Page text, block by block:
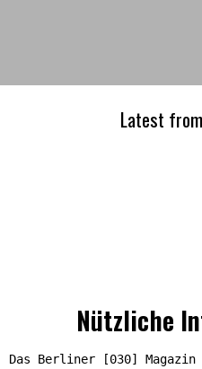
Latest
Nützliche
Das Berliner [030] Magazin